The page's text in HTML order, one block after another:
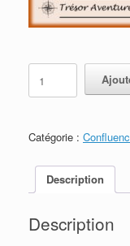
quantité
Confluence
Le
voleur
de
couleurs
-
à
Catégorie :
Description
Description